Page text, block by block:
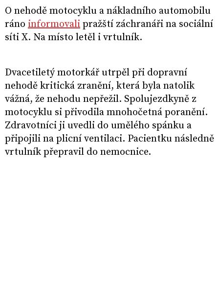
O nehodě motocyklu a nákladního automobilu
ráno informovali pražští záchranáři na sociální
síti X. Na místo letěl i vrtulník.
Dvacetiletý motorkář utrpěl při dopravní
nehodě kritická zranění, která byla natolik
vážná, že nehodu nepřežil. Spolujezdkyně z
motocyklu si přivodila mnohočetná poranění.
Zdravotníci ji uvedli do umělého spánku a
připojili na plicní ventilaci. Pacientku následně
vrtulník přepravil do nemocnice.